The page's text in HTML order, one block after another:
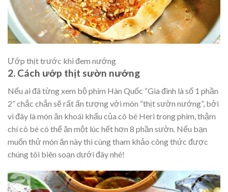
Ướp thịt trước khi đem nướng
2. Cách ướp thịt sườn nướng
Nếu ai đã từng xem bộ phim Hàn Quốc “Gia đình là số 1 phần
2” chắc chắn sẽ rất ấn tượng với món “thịt sườn nướng”, bởi
vì đây là món ăn khoái khẩu của cô bé Heri trong phim, thậm
chí cô bé có thể ăn một lúc hết hơn 8 phần sườn. Nếu bạn
muốn thử món ăn này thì cùng tham khảo công thức được
chúng tôi biên soạn dưới đây nhé!